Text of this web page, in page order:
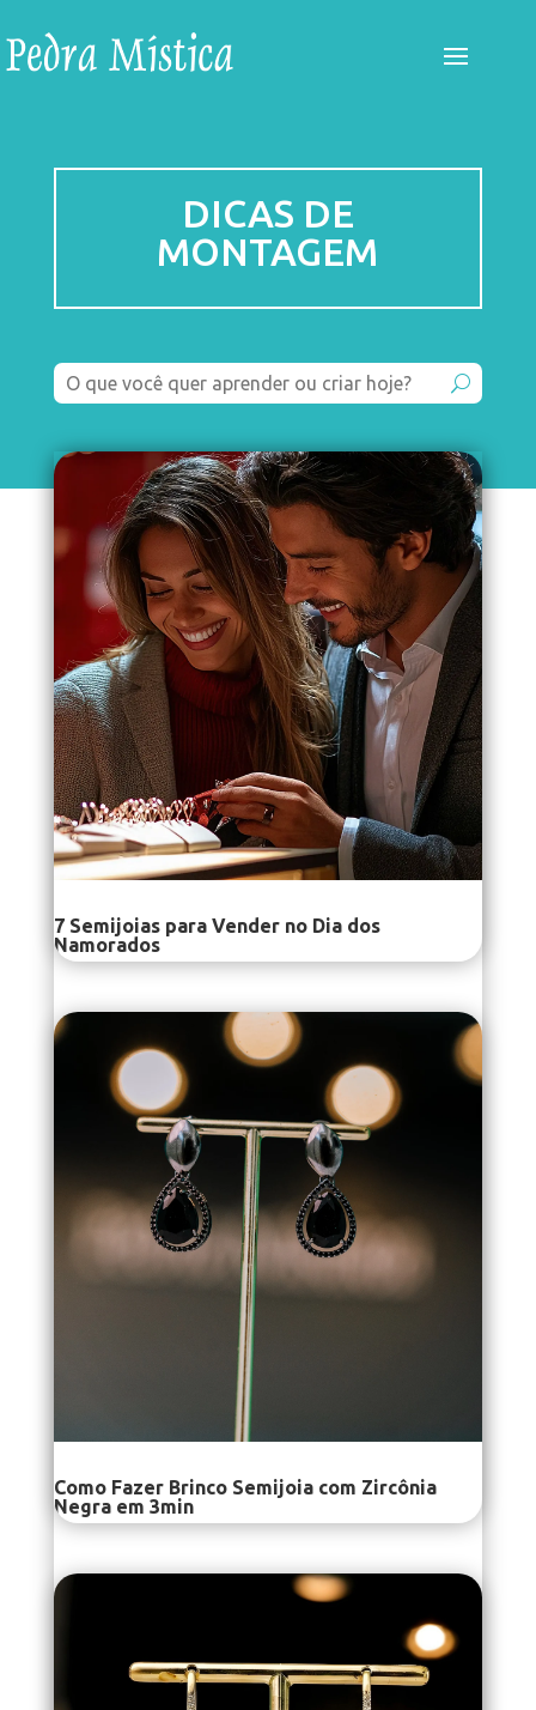
DICAS DE
MONTAGEM
7 Semijoias para Vender no Dia dos
Namorados
Como Fazer Brinco Semijoia com Zircônia
Negra em 3min